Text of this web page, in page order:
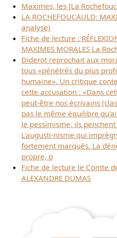
Maximes, les [La
LA ROCHEFOUCAULD:
analyse)
Fiche de lecture :
MAXIMES MORALES La
Diderot reprochait aux
tous «pénétrés du plus
humaine». Un critique
cette accusation : «Dans
peut-être nos écrivains
pas le même équilibre
le pessimisme, ils
L'augusti-nisme qui
fortement marqués. La
propre, p
Fiche de lecture le Comte
ALEXANDRE DUMAS